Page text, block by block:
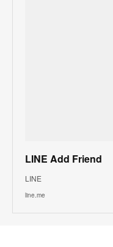
LINE Add Friend
LINE
line.me